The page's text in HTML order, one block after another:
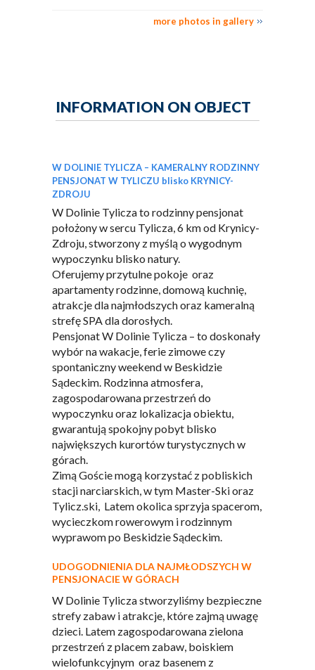
more photos in gallery
INFORMATION ON OBJECT
W DOLINIE TYLICZA – KAMERALNY RODZINNY
PENSJONAT W TYLICZU blisko KRYNICY-
ZDROJU
W Dolinie Tylicza to rodzinny pensjonat
położony w sercu Tylicza, 6 km od Krynicy-
Zdroju, stworzony z myślą o wygodnym
wypoczynku blisko natury.
Oferujemy przytulne pokoje oraz
apartamenty rodzinne, domową kuchnię,
atrakcje dla najmłodszych oraz kameralną
strefę SPA dla dorosłych.
Pensjonat W Dolinie Tylicza – to doskonały
wybór na wakacje, ferie zimowe czy
spontaniczny weekend w Beskidzie
Sądeckim. Rodzinna atmosfera,
zagospodarowana przestrzeń do
wypoczynku oraz lokalizacja obiektu,
gwarantują spokojny pobyt blisko
największych kurortów turystycznych w
górach.
Zimą Goście mogą korzystać z pobliskich
stacji narciarskich, w tym Master-Ski oraz
Tylicz.ski, Latem okolica sprzyja spacerom,
wycieczkom rowerowym i rodzinnym
wyprawom po Beskidzie Sądeckim.
UDOGODNIENIA DLA NAJMŁODSZYCH W
PENSJONACIE W GÓRACH
W Dolinie Tylicza stworzyliśmy bezpieczne
strefy zabaw i atrakcje, które zajmą uwagę
dzieci. Latem zagospodarowana zielona
przestrzeń z placem zabaw, boiskiem
wielofunkcyjnym oraz basenem z